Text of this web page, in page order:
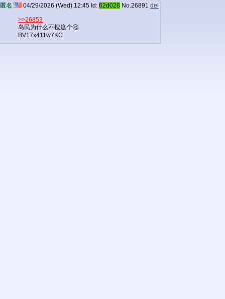
匿名 04/29/2026 (Wed) 12:45 Id: 62d028 No.26891 del
>>26853
岛民为什么不搜这个🤔
BV17x411w7KC